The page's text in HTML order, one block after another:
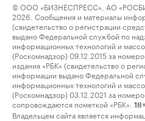
© ООО «БИЗНЕСПРЕСС», АО
2026. Сообщения и материалы
(свидетельство о регистрации
выдано Федеральной службой по
информационных технологий и
(Роскомнадзор) 09.12.2015 за
издания «РБК» (свидетельство о
информации выдано Федеральной
информационных технологий и
(Роскомнадзор) 03.12.2021 за
сопровождаются пометкой «РБК».
Владельцем сайта является